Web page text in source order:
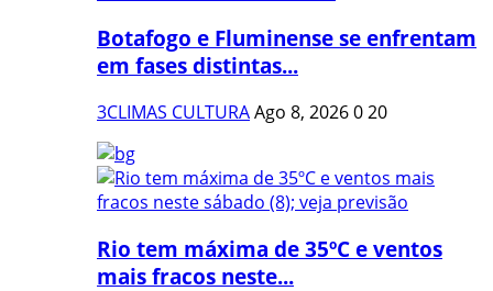
Botafogo e Fluminense se enfrentam
em fases distintas...
3CLIMAS CULTURAAgo 8, 2026020
Rio tem máxima de 35ºC e ventos
mais fracos neste...